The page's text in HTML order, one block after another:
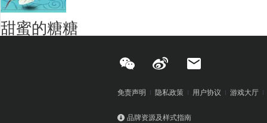
甜蜜的糖糖
免责声明 隐私政策 用户协议 游戏大厅
品牌资源及样式指南